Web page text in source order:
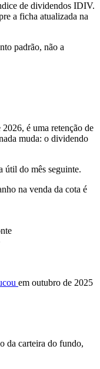
de dividendos IDIV.
a ficha atualizada na
padrão, não a
é uma retenção de
muda: o dividendo
útil do mês seguinte.
na venda da cota é
em outubro de 2025
da carteira do fundo,